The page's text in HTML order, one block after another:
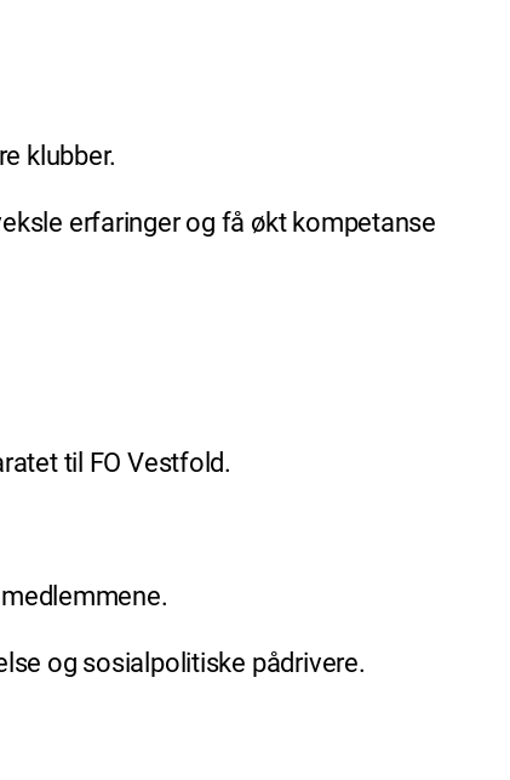
klubber.
erfaringer og få økt kompetanse
til FO Vestfold.
og sosialpolitiske pådrivere.